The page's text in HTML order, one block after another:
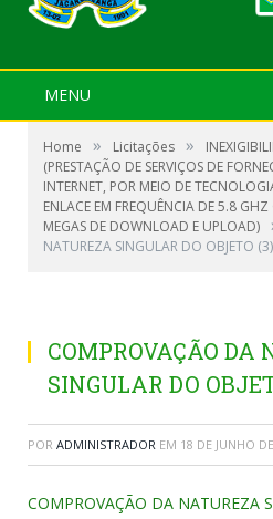
MENU
Home » Licitações »
(PRESTAÇÃO DE SERVIÇOS DE
INTERNET, POR MEIO DE
ENLACE EM FREQUÊNCIA DE 5.8
MEGAS DE DOWNLOAD E UPLOAD)
NATUREZA SINGULAR DO OBJETO (3)
COMPROVAÇÃO DA
SINGULAR DO
POR ADMINISTRADOR EM 18 DE JUNHO
COMPROVAÇÃO DA NATUREZA